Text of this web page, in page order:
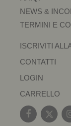
NEWS &
TERMINI E
ISCRIVITI
CONTATTI
LOGIN
CARRELLO